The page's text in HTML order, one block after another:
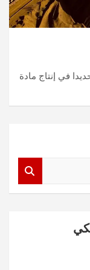
في إنتاج مادة